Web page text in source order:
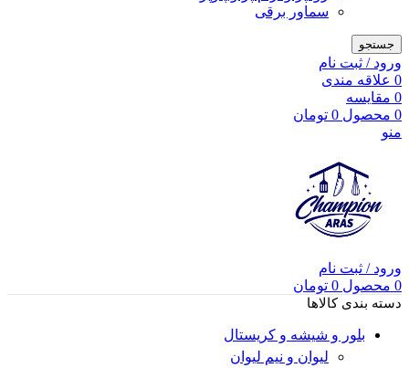
سماور برقی
جستجو
ورود / ثبت نام
0 علاقه مندی
0 مقایسه
0 محصول 0 تومان
منو
ورود / ثبت نام
0 محصول 0 تومان
دسته بندی کالاها
بلور و شیشه و کریستال
لیوان و نیم لیوان